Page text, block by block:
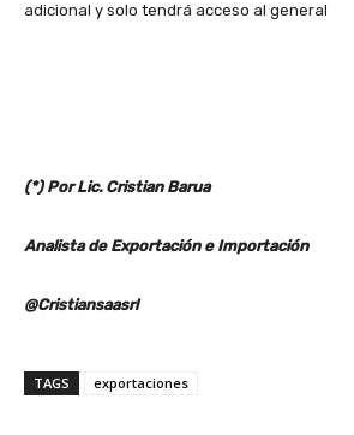
adicional y solo tendrá acceso al general
(*) Por Lic. Cristian Barua
Analista de Exportación e Importación
@Cristiansaasrl
TAGS exportaciones